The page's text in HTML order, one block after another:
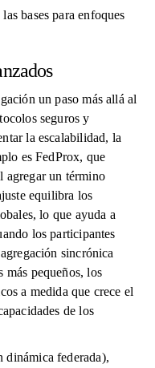
bases para enfoques
un paso más allá al
seguros y
la escalabilidad, la
es FedProx, que
agregar un término
equilibra los
lo que ayuda a
los participantes
sincrónica
más pequeños, los
a medida que crece el
de los
federada),